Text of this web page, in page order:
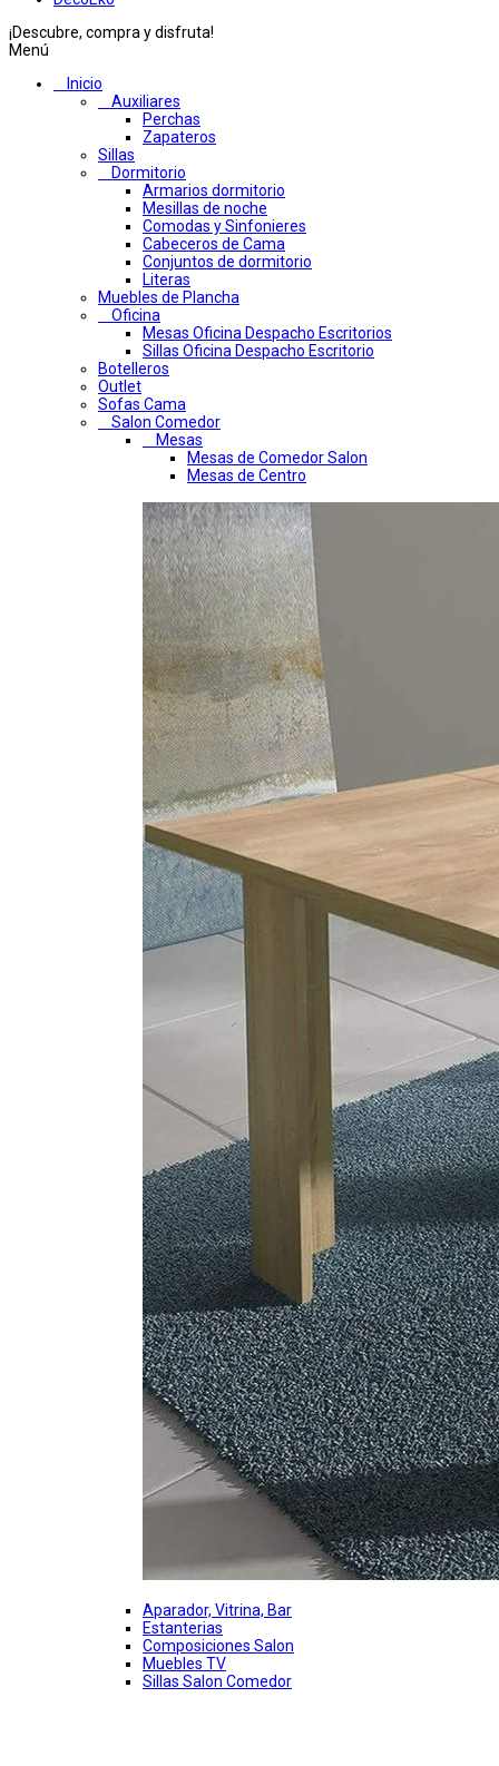
¡Descubre, compra y disfruta!
Menú
Inicio
Auxiliares
Perchas
Zapateros
Sillas
Dormitorio
Armarios dormitorio
Mesillas de noche
Comodas y Sinfonieres
Cabeceros de Cama
Conjuntos de dormitorio
Literas
Muebles de Plancha
Oficina
Mesas Oficina Despacho Escritorios
Sillas Oficina Despacho Escritorio
Botelleros
Outlet
Sofas Cama
Salon Comedor
Mesas
Mesas de Comedor Salon
Mesas de Centro
Aparador, Vitrina, Bar
Estanterias
Composiciones Salon
Muebles TV
Sillas Salon Comedor